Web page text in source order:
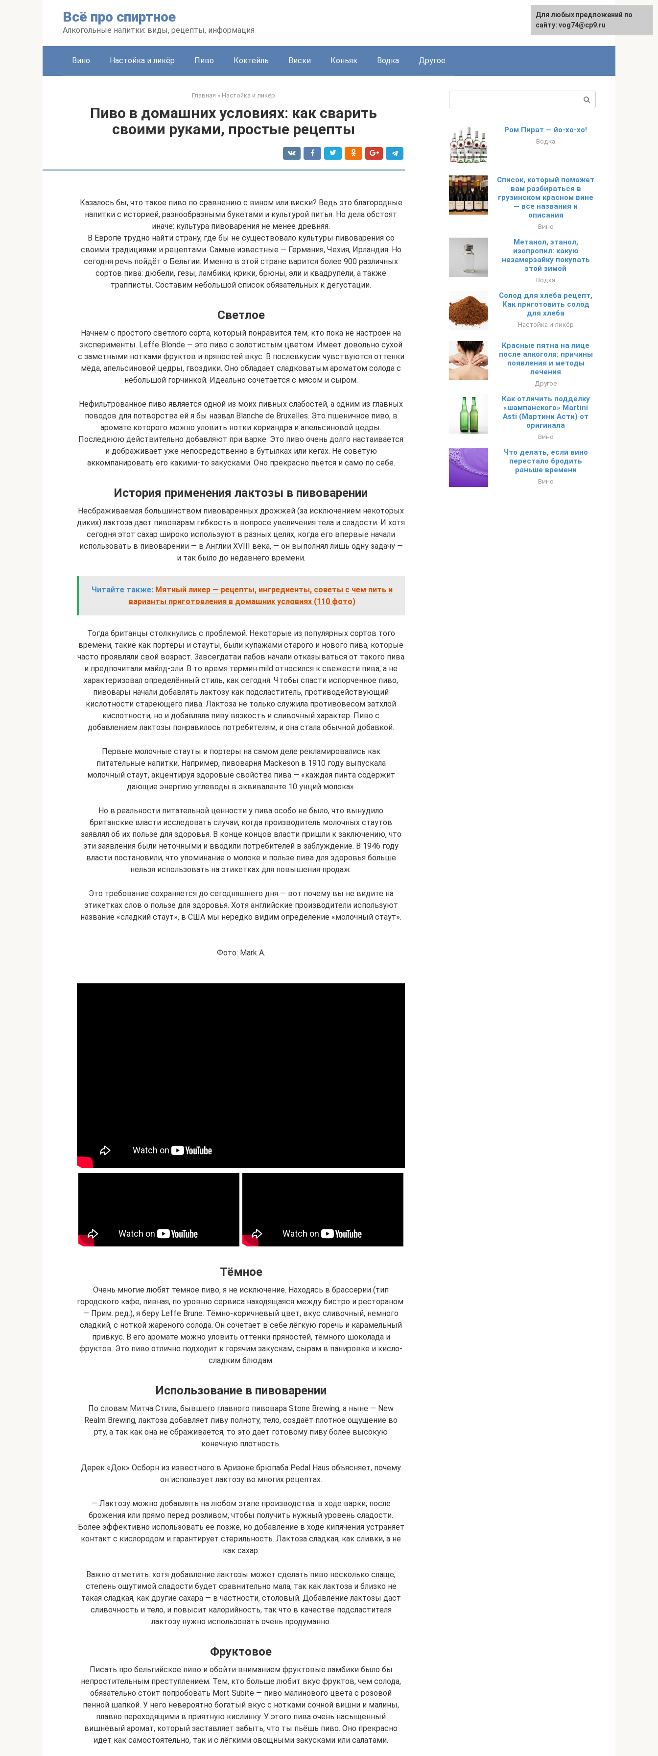
Всё про спиртное
Алкогольные напитки: виды, рецепты, информация
Вино Настойка и ликёр Пиво Коктейль Виски Коньяк Водка Другое
Главная » Настойка и ликёр
Пиво в домашних условиях: как сварить
своими руками, простые рецепты
Казалось бы, что такое пиво по сравнению с вином или виски? Ведь это благородные
напитки с историей, разнообразными букетами и культурой питья. Но дела обстоят
иначе: культура пивоварения не менее древняя.
В Европе трудно найти страну, где бы не существовало культуры пивоварения со
своими традициями и рецептами. Самые известные — Германия, Чехия, Ирландия. Но
сегодня речь пойдёт о Бельгии. Именно в этой стране варится более 900 различных
сортов пива: дюбели, гезы, ламбики, крики, брюны, эли и квадрупели, а также
трапписты. Составим небольшой список обязательных к дегустации.
Светлое
Начнём с простого светлого сорта, который понравится тем, кто пока не настроен на
эксперименты. Leffe Blonde — это пиво с золотистым цветом. Имеет довольно сухой
с заметными нотками фруктов и пряностей вкус. В послевкусии чувствуются оттенки
мёда, апельсиновой цедры, гвоздики. Оно обладает сладковатым ароматом солода с
небольшой горчинкой. Идеально сочетается с мясом и сыром.
Нефильтрованное пиво является одной из моих пивных слабостей, а одним из главных
поводов для потворства ей я бы назвал Blanche de Bruxelles. Это пшеничное пиво, в
аромате которого можно уловить нотки кориандра и апельсиновой цедры.
Последнюю действительно добавляют при варке. Это пиво очень долго настаивается
и дображивает уже непосредственно в бутылках или кегах. Не советую
аккомпанировать его какими-то закусками. Оно прекрасно пьётся и само по себе.
История применения лактозы в пивоварении
Несбраживаемая большинством пивоваренных дрожжей (за исключением некоторых
диких) лактоза дает пивоварам гибкость в вопросе увеличения тела и сладости. И хотя
сегодня этот сахар широко используют в разных целях, когда его впервые начали
использовать в пивоварении — в Англии XVIII века, — он выполнял лишь одну задачу —
и так было до недавнего времени.
Читайте также: Мятный ликер — рецепты, ингредиенты, советы с чем пить и
варианты приготовления в домашних условиях (110 фото)
Тогда британцы столкнулись с проблемой. Некоторые из популярных сортов того
времени, такие как портеры и стауты, были купажами старого и нового пива, которые
часто проявляли свой возраст. Завсегдатаи пабов начали отказываться от такого пива
и предпочитали майлд-эли. В то время термин mild относился к свежести пива, а не
характеризовал определённый стиль, как сегодня. Чтобы спасти испорченное пиво,
пивовары начали добавлять лактозу как подсластитель, противодействующий
кислотности стареющего пива. Лактоза не только служила противовесом затхлой
кислотности, но и добавляла пиву вязкость и сливочный характер. Пиво с
добавлением лактозы понравилось потребителям, и она стала обычной добавкой.
Первые молочные стауты и портеры на самом деле рекламировались как
питательные напитки. Например, пивоварня Mackeson в 1910 году выпускала
молочный стаут, акцентируя здоровые свойства пива — «каждая пинта содержит
дающие энергию углеводы в эквиваленте 10 унций молока».
Но в реальности питательной ценности у пива особо не было, что вынудило
британские власти исследовать случаи, когда производитель молочных стаутов
заявлял об их пользе для здоровья. В конце концов власти пришли к заключению, что
эти заявления были неточными и вводили потребителей в заблуждение. В 1946 году
власти постановили, что упоминание о молоке и пользе пива для здоровья больше
нельзя использовать на этикетках для повышения продаж.
Это требование сохраняется до сегодняшнего дня — вот почему вы не видите на
этикетках слов о пользе для здоровья. Хотя английские производители используют
название «сладкий стаут», в США мы нередко видим определение «молочный стаут».
Фото: Mark A.
Тёмное
Очень многие любят тёмное пиво, я не исключение. Находясь в брассерии (тип
городского кафе, пивная, по уровню сервиса находящаяся между бистро и рестораном.
— Прим. ред.), я беру Leffe Brune. Тёмно-коричневый цвет, вкус сливочный, немного
сладкий, с ноткой жареного солода. Он сочетает в себе лёгкую горечь и карамельный
привкус. В его аромате можно уловить оттенки пряностей, тёмного шоколада и
фруктов. Это пиво отлично подходит к горячим закускам, сырам в панировке и кисло-
сладким блюдам.
Использование в пивоварении
По словам Митча Стила, бывшего главного пивовара Stone Brewing, а ныне — New
Realm Brewing, лактоза добавляет пиву полноту, тело, создаёт плотное ощущение во
рту, а так как она не сбраживается, то это даёт готовому пиву более высокую
конечную плотность.
Дерек «Док» Осборн из известного в Аризоне брюпаба Pedal Haus объясняет, почему
он использует лактозу во многих рецептах.
— Лактозу можно добавлять на любом этапе производства: в ходе варки, после
брожения или прямо перед розливом, чтобы получить нужный уровень сладости.
Более эффективно использовать её позже, но добавление в ходе кипячения устраняет
контакт с кислородом и гарантирует стерильность. Лактоза сладкая, как сливки, а не
как сахар.
Важно отметить: хотя добавление лактозы может сделать пиво несколько слаще,
степень ощутимой сладости будет сравнительно мала, так как лактоза и близко не
такая сладкая, как другие сахара — в частности, столовый. Добавление лактозы даст
сливочность и тело, и повысит калорийность, так что в качестве подсластителя
лактозу нужно использовать очень продуманно.
Фруктовое
Писать про бельгийское пиво и обойти вниманием фруктовые ламбики было бы
непростительным преступлением. Тем, кто больше любит вкус фруктов, чем солода,
обязательно стоит попробовать Mort Subite — пиво малинового цвета с розовой
пенной шапкой. У него невероятно богатый вкус с нотками сочной вишни и малины,
плавно переходящими в приятную кислинку. У этого пива очень насыщенный
вишнёвый аромат, который заставляет забыть, что ты пьёшь пиво. Оно прекрасно
идёт как самостоятельно, так и с лёгкими овощными закусками или салатами.
Ром Пират — йо-хо-хо!
Водка
Список, который поможет
вам разбираться в
грузинском красном вине
— все названия и
описания
Вино
Метанол, этанол,
изопропил: какую
незамерзайку покупать
этой зимой
Водка
Солод для хлеба рецепт,
Как приготовить солод
для хлеба
Настойка и ликёр
Красные пятна на лице
после алкоголя: причины
появления и методы
лечения
Другое
Как отличить подделку
«шампанского» Martini
Asti (Мартини Асти) от
оригинала
Вино
Что делать, если вино
перестало бродить
раньше времени
Вино
Для любых предложений по
сайту: vog74@cp9.ru